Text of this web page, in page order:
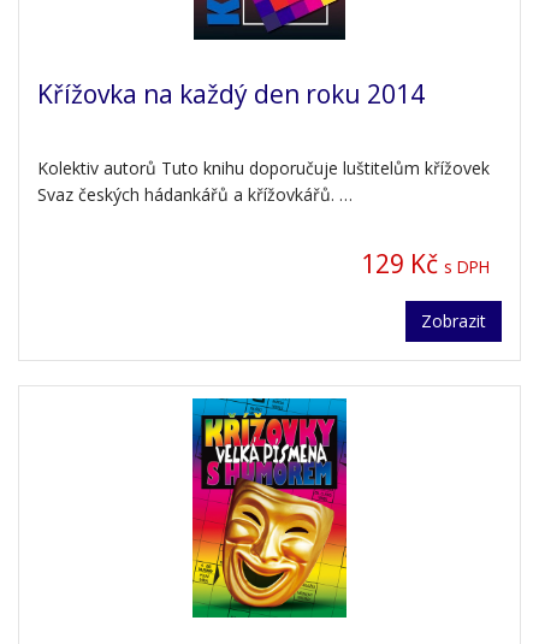
Křížovka na každý den roku 2014
Kolektiv autorů Tuto knihu doporučuje luštitelům křížovek
Svaz českých hádankářů a křížovkářů. …
129 Kč s DPH
Zobrazit